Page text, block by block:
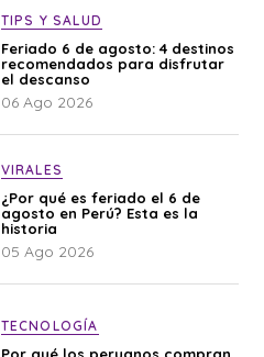
TIPS Y SALUD
Feriado 6 de agosto: 4 destinos
recomendados para disfrutar
el descanso
06 Ago 2026
VIRALES
¿Por qué es feriado el 6 de
agosto en Perú? Esta es la
historia
05 Ago 2026
TECNOLOGÍA
Por qué los peruanos compran